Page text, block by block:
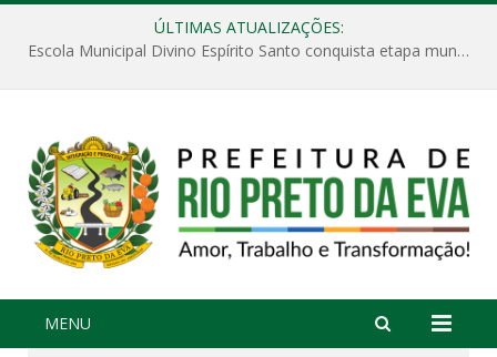
ÚLTIMAS ATUALIZAÇÕES:
Escola Municipal Divino Espírito Santo conquista etapa municipal da V Feira Amazonense de Matemática
MENU